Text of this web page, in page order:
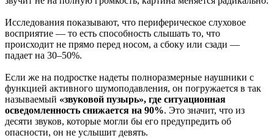
Исследования показывают, что периферическое слуховое
восприятие — то есть способность слышать то, что
происходит не прямо перед носом, а сбоку или сзади —
падает на 30–50%.
Если же на подростке надеты полноразмерные наушники с
функцией активного шумоподавления, он погружается в так
называемый «звуковой пузырь», где ситуационная
осведомленность снижается на 90%. Это значит, что из
десяти звуков, которые могли бы его предупредить об
опасности, он не услышит девять.